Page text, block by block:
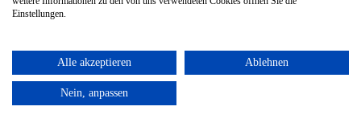
Einstellungen.
Alle akzeptieren Ablehnen
Nein, anpassen